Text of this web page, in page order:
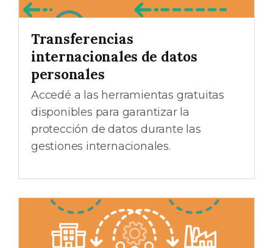
Transferencias
internacionales de datos
personales
Accedé a las herramientas gratuitas
disponibles para garantizar la
protección de datos durante las
gestiones internacionales.